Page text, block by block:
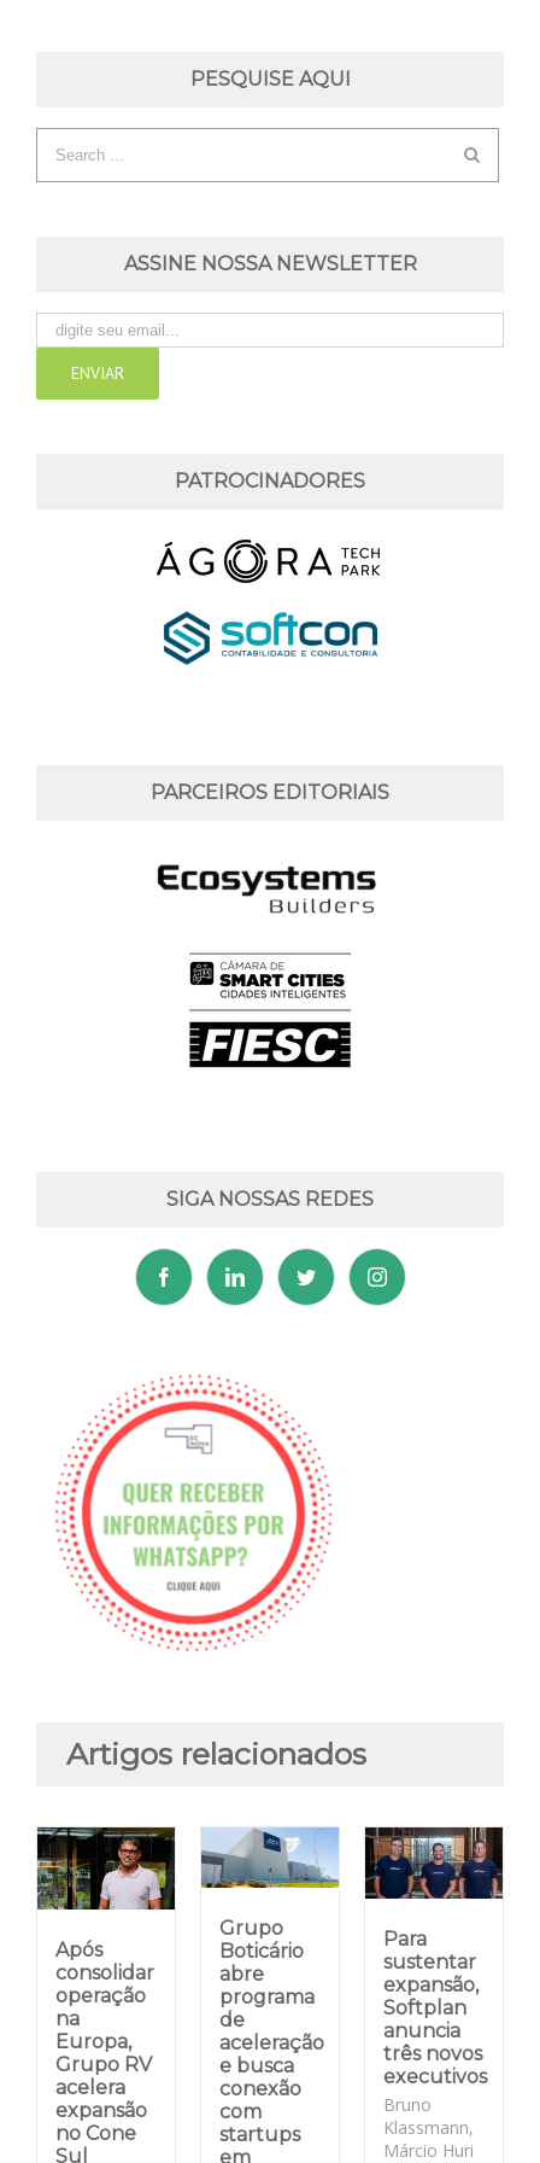
PESQUISE AQUI
ASSINE NOSSA NEWSLETTER
PATROCINADORES
PARCEIROS EDITORIAIS
SIGA NOSSAS REDES
Artigos relacionados
Após
consolidar
operação
na
Europa,
Grupo RV
acelera
expansão
no Cone
Sul
Grupo
Boticário
abre
programa
de
aceleração
e busca
conexão
com
startups
em
Para
sustentar
expansão,
Softplan
anuncia
três novos
executivos
Bruno
Klassmann,
Márcio Huri